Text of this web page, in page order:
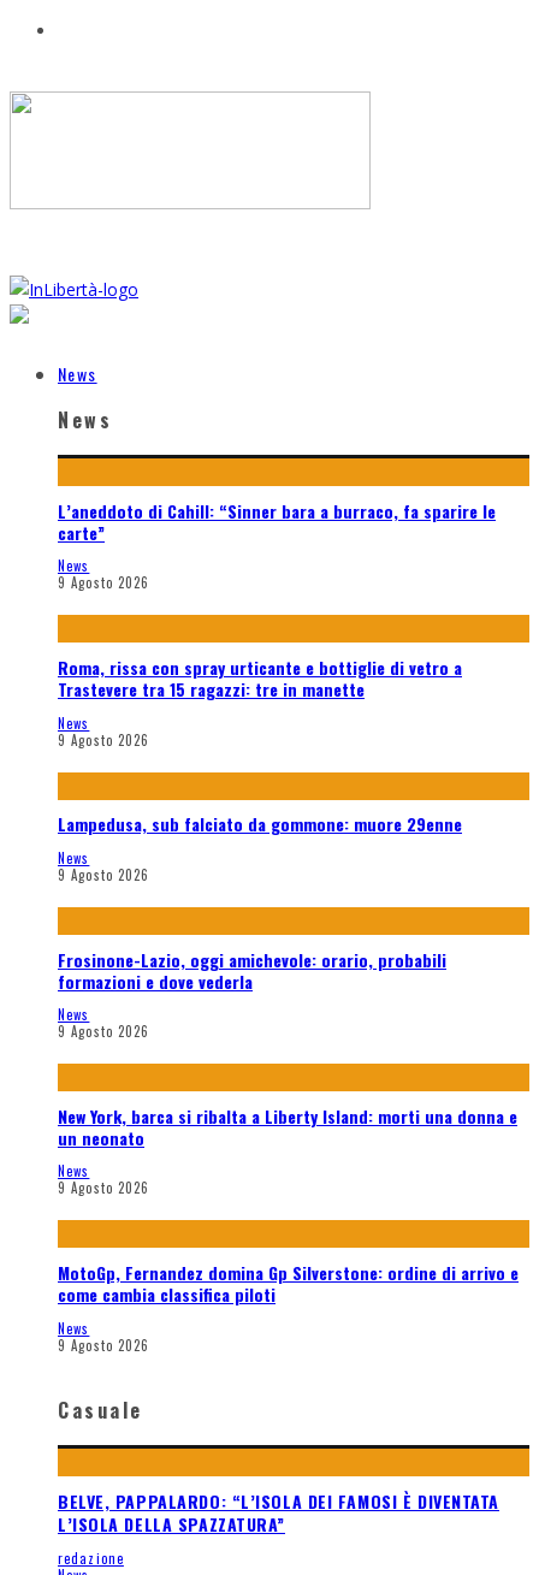
News
News
L’aneddoto di Cahill: “Sinner bara a burraco, fa sparire le
carte”
News
9 Agosto 2026
Roma, rissa con spray urticante e bottiglie di vetro a
Trastevere tra 15 ragazzi: tre in manette
News
9 Agosto 2026
Lampedusa, sub falciato da gommone: muore 29enne
News
9 Agosto 2026
Frosinone-Lazio, oggi amichevole: orario, probabili
formazioni e dove vederla
News
9 Agosto 2026
New York, barca si ribalta a Liberty Island: morti una donna e
un neonato
News
9 Agosto 2026
MotoGp, Fernandez domina Gp Silverstone: ordine di arrivo e
come cambia classifica piloti
News
9 Agosto 2026
Casuale
BELVE, PAPPALARDO: “L’ISOLA DEI FAMOSI È DIVENTATA
L’ISOLA DELLA SPAZZATURA”
redazione